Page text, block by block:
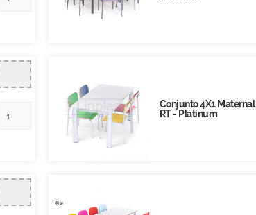
Conjunto 4X1 Maternal
RT - Platinum